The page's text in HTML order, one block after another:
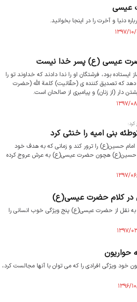
عیسی
و آخرت را در اینجا بخوانید.
عیسی (ع) پسر خدا نیست
بود، فرشتگان او را ندا دادند كه خداوند تو را
كه تصدیق كننده‏ ى (حقّانیت) كلمة اللّه (حضرت
(از زنان) و پیامبرى از صالحان است.
بنی امیه را خنثی کرد
حسین(ع) را ترور کند و زمانی که به هدف خود
حسین(ع) هچون حضرت عیسی(ع) به عرش عروج کرده
در کلام حضرت عیسی(ع)
به نقل از حضرت عیسی(ع) پنج ویژگی خوب انسانی را
ویژگی افرادی را که می توان با آنها مجالست کرد،